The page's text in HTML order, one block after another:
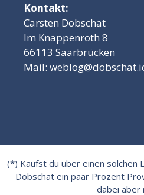
Kontakt:
Carsten Dobschat
Im Knappenroth 8
66113 Saarbrücken
Mail:
(*) Kaufst du über einen solchen
Dobschat ein paar Prozent
dabei aber